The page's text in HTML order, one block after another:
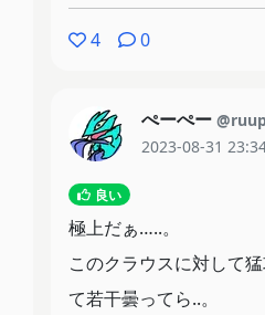
4 0
ぺーぺー
2023-08-31
良い
極上だぁ…..。
このクラウスに対して
て若干曇ってら..。